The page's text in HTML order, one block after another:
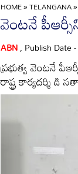
HOME»TELANGANA»
వెంటనే
ABN, Publish Date
ప్రభుత్వ వెంటనే
రాష్ట్ర కార్యదర్శి డి